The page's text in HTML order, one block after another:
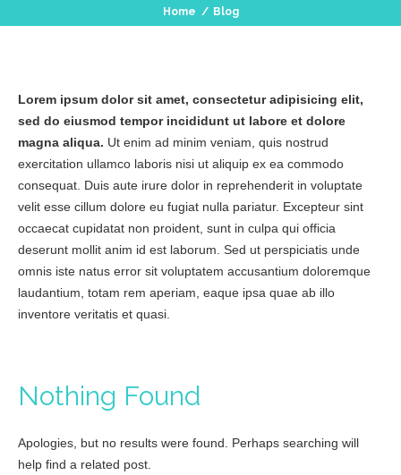
Home / Blog
Lorem ipsum dolor sit amet, consectetur adipisicing elit,
sed do eiusmod tempor incididunt ut labore et dolore
magna aliqua. Ut enim ad minim veniam, quis nostrud
exercitation ullamco laboris nisi ut aliquip ex ea commodo
consequat. Duis aute irure dolor in reprehenderit in voluptate
velit esse cillum dolore eu fugiat nulla pariatur. Excepteur sint
occaecat cupidatat non proident, sunt in culpa qui officia
deserunt mollit anim id est laborum. Sed ut perspiciatis unde
omnis iste natus error sit voluptatem accusantium doloremque
laudantium, totam rem aperiam, eaque ipsa quae ab illo
inventore veritatis et quasi.
Nothing Found
Apologies, but no results were found. Perhaps searching will
help find a related post.